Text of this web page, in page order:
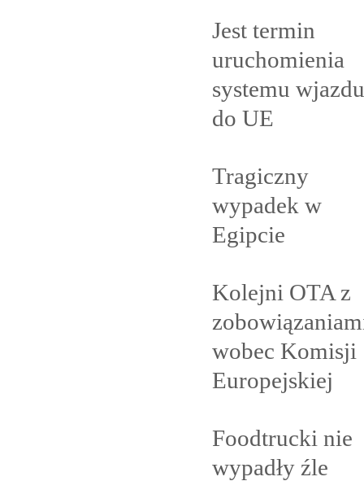
Jest termin
uruchomienia
systemu wjazdu
do UE
Tragiczny
wypadek w
Egipcie
Kolejni OTA z
wobec Komisji
Europejskiej
Foodtrucki nie
wypadły źle